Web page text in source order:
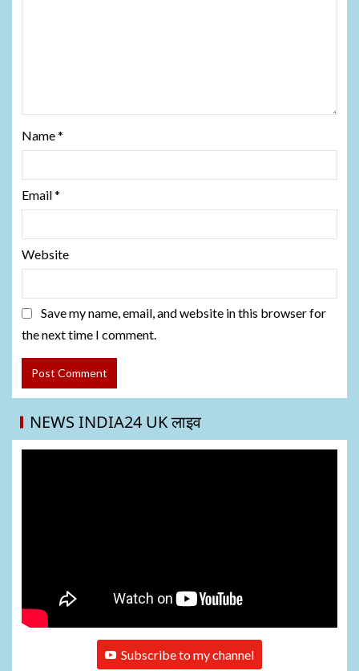
Name*
Email*
Website
Save my name, email, and website in this browser for
the next time I comment.
NEWS INDIA24 UK लाइव
Subscribe to my channel